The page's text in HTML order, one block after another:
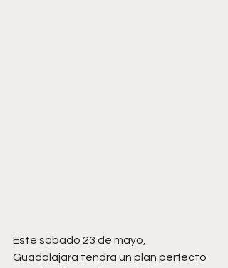
Este sábado 23 de mayo,
Guadalajara tendrá un plan perfecto